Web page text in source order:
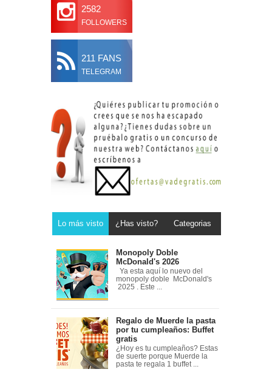
2582
FOLLOWERS
211 FANS
TELEGRAM
Lo más visto ¿Has visto? Categorias
Monopoly Doble
McDonald's 2026
Ya esta aquí lo nuevo del
monopoly doble McDonald's
2025 . Este ...
Regalo de Muerde la pasta
por tu cumpleaños: Buffet
gratis
¿Hoy es tu cumpleaños? Estas
de suerte porque Muerde la
pasta te regala 1 buffet ...